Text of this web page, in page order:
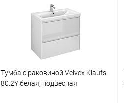
В избранное Под заказ
Тумба с раковиной Velvex Klaufs
80.2Y белая, подвесная